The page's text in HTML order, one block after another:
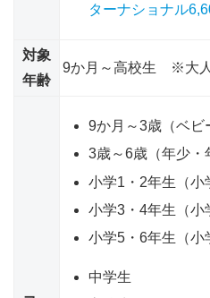
ターナショナル
対象
年齢
9か月～高校生 ※大人
9か月～3歳（ベビ
3歳～6歳（年少・
小学1・2年生（小
小学3・4年生（小
小学5・6年生（小
中学生